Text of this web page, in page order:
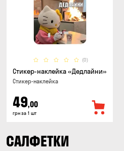
(0)
Стикер-наклейка «Дедлайни»
Стикер-наклейка
49,00
грн за 1 шт
САЛФЕТКИ